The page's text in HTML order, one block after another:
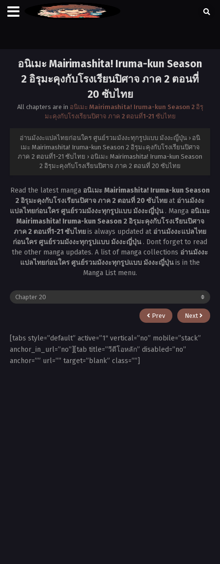
อนิเมะ Mairimashita! Iruma-kun Season
2 อิรุมะคุงกับโรงเรียนปิศาจ ภาค 2 ตอนที่
20 ซับไทย
All chapters are in อนิเมะ Mairimashita! Iruma-kun Season 2 อิรุ
มะคุงกับโรงเรียนปิศาจ ภาค 2 ตอนที่1-21 ซับไทย
อ่านมังงะแปลไทยก่อนใคร ศูนย์รวมมังงะทุกรูปแบบ มังงะญี่ปุ่น › อนิ
เมะ Mairimashita! Iruma-kun Season 2 อิรุมะคุงกับโรงเรียนปิศาจ
ภาค 2 ตอนที่1-21 ซับไทย › อนิเมะ Mairimashita! Iruma-kun Season
2 อิรุมะคุงกับโรงเรียนปิศาจ ภาค 2 ตอนที่ 20 ซับไทย
Read the latest manga อนิเมะ Mairimashita! Iruma-kun Season
2 อิรุมะคุงกับโรงเรียนปิศาจ ภาค 2 ตอนที่ 20 ซับไทยat อ่านมังงะ
แปลไทยก่อนใคร ศูนย์รวมมังงะทุกรูปแบบ มังงะญี่ปุ่น . Manga อนิเมะ
Mairimashita! Iruma-kun Season 2 อิรุมะคุงกับโรงเรียนปิศาจ
ภาค 2 ตอนที่1-21 ซับไทยis always updated at อ่านมังงะแปลไทย
ก่อนใคร ศูนย์รวมมังงะทุกรูปแบบ มังงะญี่ปุ่น . Dont forget to read
the other manga updates. A list of manga collections อ่านมังงะ
แปลไทยก่อนใคร ศูนย์รวมมังงะทุกรูปแบบ มังงะญี่ปุ่นis in the
Manga List menu.
Prev Next
[tabs style=”default” active=”1″ vertical=”no” mobile=”stack”
anchor_in_url=”no”][tab title=”วีดีโอหลัก” disabled=”no”
anchor=”” url=”” target=”blank” class=””]